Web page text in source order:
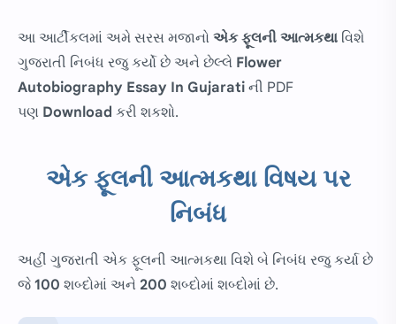
આ આર્ટીકલમાં અમે સરસ મજાનો એક ફૂલની આત્મકથા વિશે
ગુજરાતી નિબંધ રજુ કર્યો છે અને છેલ્લે Flower
Autobiography Essay In Gujarati ની PDF
પણ Download કરી શકશો.
એક ફૂલની આત્મકથા વિષય પર
નિબંધ
અહીં ગુજરાતી એક ફૂલની આત્મકથા વિશે બે નિબંધ રજુ કર્યા છે
જે 100 શબ્દોમાં અને 200 શબ્દોમાં શબ્દોમાં છે.